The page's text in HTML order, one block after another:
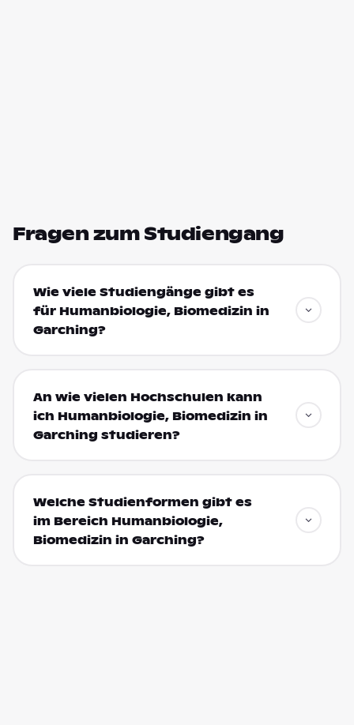
Fragen zum Studiengang
Wie viele Studiengänge gibt es
für Humanbiologie, Biomedizin in
Garching?
An wie vielen Hochschulen kann
ich Humanbiologie, Biomedizin in
Garching studieren?
Welche Studienformen gibt es
im Bereich Humanbiologie,
Biomedizin in Garching?